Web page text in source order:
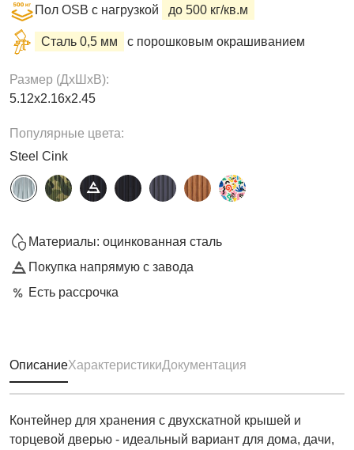
Пол OSB с нагрузкой до 500 кг/кв.м
Сталь 0,5 мм с порошковым окрашиванием
Размер (ДxШxВ):
5.12х2.16х2.45
Популярные цвета:
Steel Cink
Материалы: оцинкованная сталь
Покупка напрямую с завода
Есть рассрочка
ОписаниеХарактеристикиДокументация
Контейнер для хранения с двухскатной крышей и
торцевой дверью - идеальный вариант для дома, дачи,